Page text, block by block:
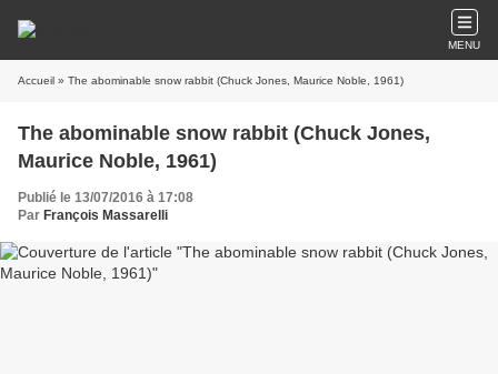
MENU
Accueil » The abominable snow rabbit (Chuck Jones, Maurice Noble, 1961)
The abominable snow rabbit (Chuck Jones,
Maurice Noble, 1961)
Publié le 13/07/2016 à 17:08
Par François Massarelli